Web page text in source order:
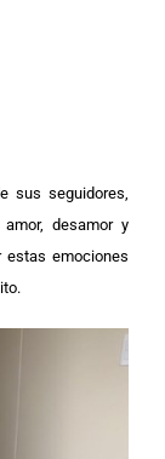
sus seguidores,
desamor y
estas emociones